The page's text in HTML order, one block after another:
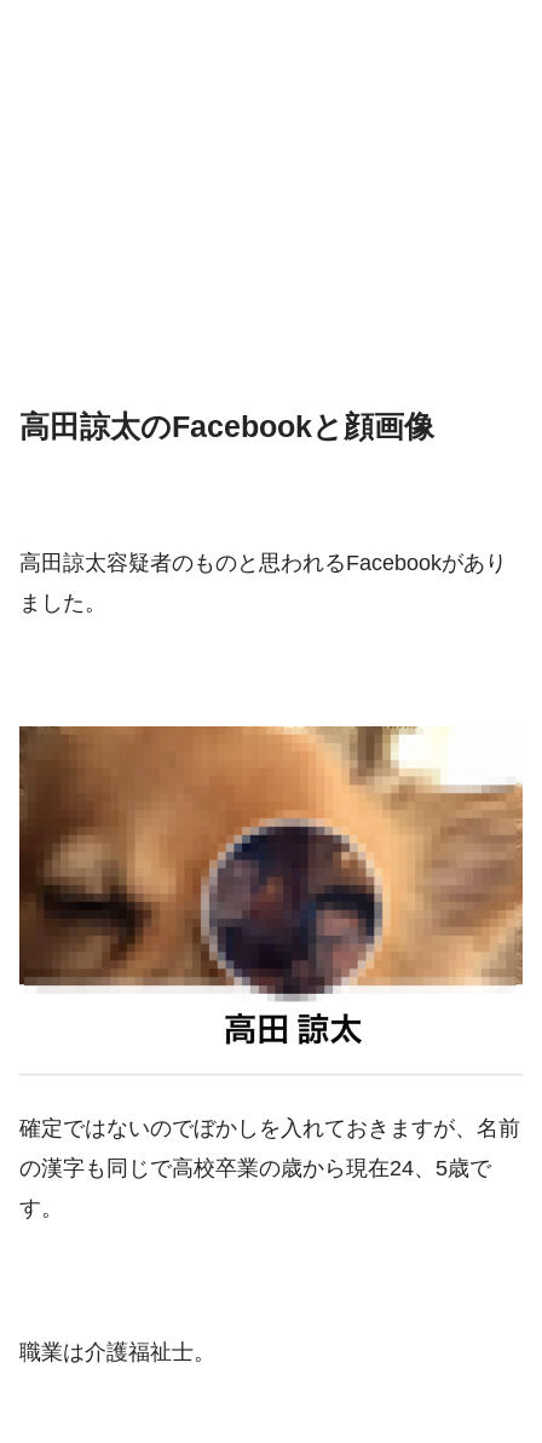
高田諒太のFacebookと顔画像
高田諒太容疑者のものと思われるFacebookがあり
ました。
確定ではないのでぼかしを入れておきますが、名前
の漢字も同じで高校卒業の歳から現在24、5歳で
す。
職業は介護福祉士。